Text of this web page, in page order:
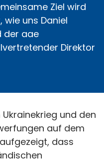
Ziel wird
wie uns Daniel
der aae
Direktor
und den
auf dem
dass